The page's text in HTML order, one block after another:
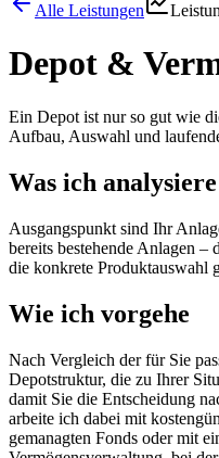
Alle Leistungen
Depot &
Ein Depot ist nur so gut wie
Aufbau, Auswahl und
Was ich analysiere
Ausgangspunkt sind Ihr
bereits bestehende Anlagen –
die konkrete Produktauswahl
Wie ich vorgehe
Nach Vergleich der für Sie
Depotstruktur, die zu Ihrer
damit Sie die Entscheidung
arbeite ich dabei mit
gemanagten Fonds oder mit